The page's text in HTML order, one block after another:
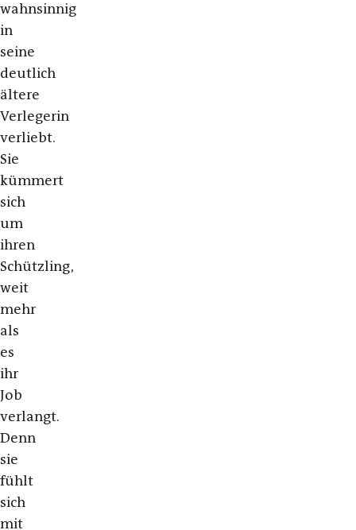
wahnsinnig
in
seine
deutlich
ältere
Verlegerin
verliebt.
Sie
kümmert
sich
um
ihren
Schützling,
weit
mehr
als
es
ihr
Job
verlangt.
Denn
sie
fühlt
sich
mit